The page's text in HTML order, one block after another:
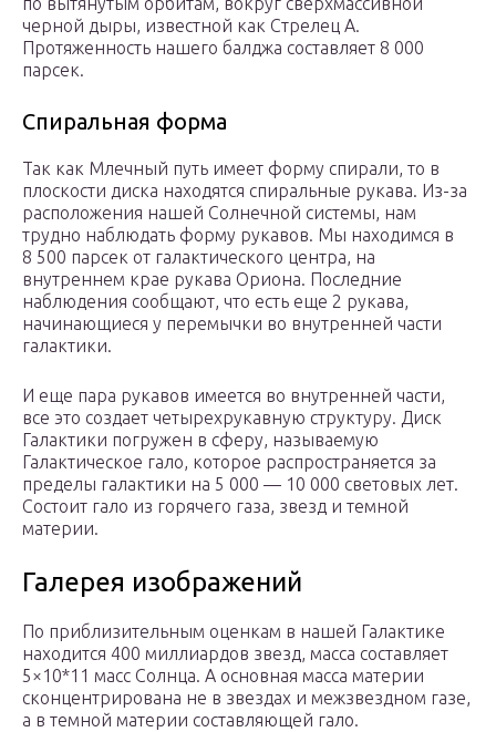
черной дыры, известной как Стрелец А.
Протяженность нашего балджа составляет 8 000
парсек.
Спиральная форма
Так как Млечный путь имеет форму спирали, то в
плоскости диска находятся спиральные рукава. Из-за
расположения нашей Солнечной системы, нам
трудно наблюдать форму рукавов. Мы находимся в
8 500 парсек от галактического центра, на
внутреннем крае рукава Ориона. Последние
наблюдения сообщают, что есть еще 2 рукава,
начинающиеся у перемычки во внутренней части
галактики.
И еще пара рукавов имеется во внутренней части,
все это создает четырехрукавную структуру. Диск
Галактики погружен в сферу, называемую
Галактическое гало, которое распространяется за
пределы галактики на 5 000 — 10 000 световых лет.
Состоит гало из горячего газа, звезд и темной
материи.
Галерея изображений
По приблизительным оценкам в нашей Галактике
находится 400 миллиардов звезд, масса составляет
5×10*11 масс Солнца. А основная масса материи
сконцентрирована не в звездах и межзвездном газе,
а в темной материи составляющей гало.